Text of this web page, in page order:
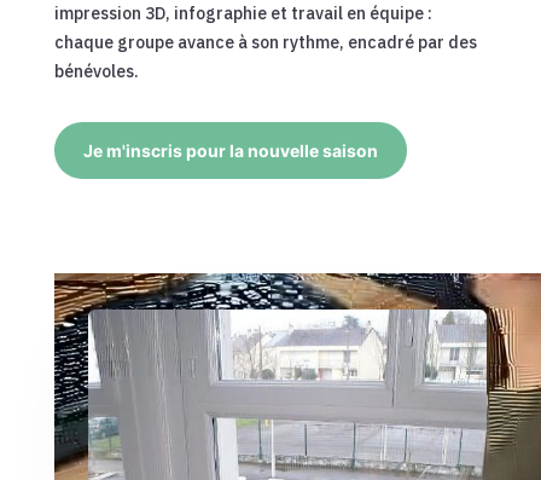
impression 3D, infographie et travail en équipe :
chaque groupe avance à son rythme, encadré par des
bénévoles.
Je m'inscris pour la nouvelle saison